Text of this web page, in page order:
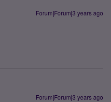
Forum|Forum|3 years ago
Forum|Forum|3 years ago